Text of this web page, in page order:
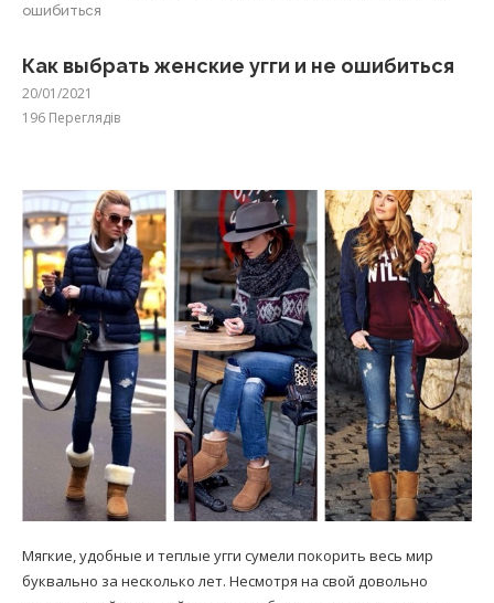
ошибиться
Как выбрать женские угги и не ошибиться
20/01/2021
196 Переглядів
Мягкие, удобные и теплые угги сумели покорить весь мир
буквально за несколько лет. Несмотря на свой довольно